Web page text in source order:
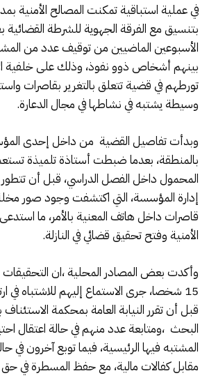
في عملية استباقية تمكنت المصالح الأمنية
بتنسيق مع الفرقة الجهوية للشرطة
الأسبوعين الماضيين من توقيف عدد من
بينهم أشخاص ذوو نفوذ، وذلك على خلفية
تورطهم في قضية تتعلق بالتغرير بقاصرات
وسيطة يشتبه في نشاطها في مجال الدعارة.
وبدأت تفاصيل القضية من داخل إحدى
بالمنطقة، بعدما ضبطت أستاذة تلميذة
المحمول داخل الفصل الدراسي، قبل أن تتطور
إدارة المؤسسة، التي اكتشفت وجود صور
قاصرات داخل هاتف المعنية بالأمر، ما
الأمنية وفتح تحقيق قضائي في النازلة.
وأكدت بعض المصادر المحلية ،ان
15 شخصا، جرى الاستماع إليهم للاشتباه في
قبل أن تقرر النيابة العامة بمحكمة
البحث ،ومتابعة عدد منهم في حالة اعتقال
المشتبه فيها الرئيسية، فيما توبع آخرون في
مقابل كفالات مالية، مع حفظ المسطرة في